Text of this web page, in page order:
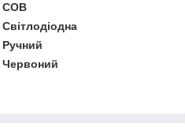
COB
Світлодіодна
Ручний
Червоний